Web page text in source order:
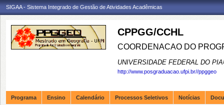
SIGAA - Sistema Integrado de Gestão de Atividades Acadêmicas
CPPGG/CCHL
COORDENACAO DO
UNIVERSIDADE FEDERAL DO
http://www.posgraduacao.ufpi.br//ppggeo
Programa Ensino Calendário Processos Seletivos Notícias